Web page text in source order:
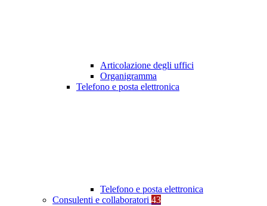
Articolazione degli uffici
Organigramma
Telefono e posta elettronica
Telefono e posta elettronica
Consulenti e collaboratori 43